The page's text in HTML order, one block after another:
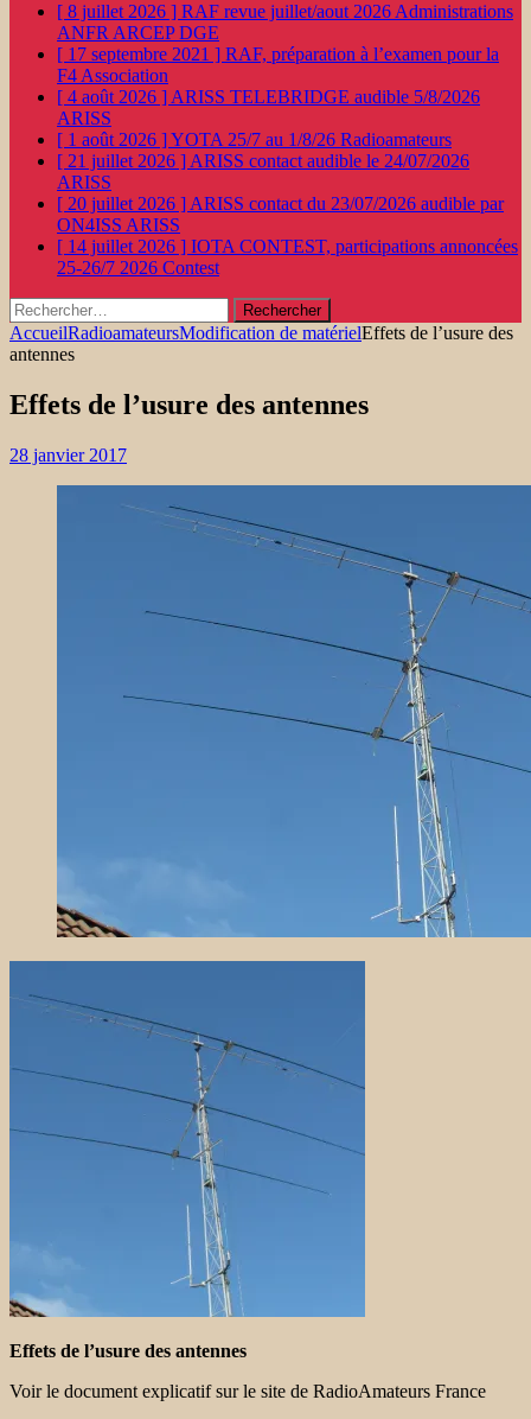
[ 8 juillet 2026 ] RAF revue juillet/aout 2026 Administrations
ANFR ARCEP DGE
[ 17 septembre 2021 ] RAF, préparation à l’examen pour la
F4 Association
[ 4 août 2026 ] ARISS TELEBRIDGE audible 5/8/2026
ARISS
[ 1 août 2026 ]YOTA 25/7 au 1/8/26 Radioamateurs
[ 21 juillet 2026 ] ARISS contact audible le 24/07/2026
ARISS
[ 20 juillet 2026 ] ARISS contact du 23/07/2026 audible par
ON4ISS ARISS
[ 14 juillet 2026 ] IOTA CONTEST, participations annoncées
25-26/7 2026 Contest
Rechercher :
AccueilRadioamateursModification de matérielEffets de l’usure des
antennes
Effets de l’usure des antennes
28 janvier 2017
Effets de l’usure des antennes
Voir le document explicatif sur le site de RadioAmateurs France